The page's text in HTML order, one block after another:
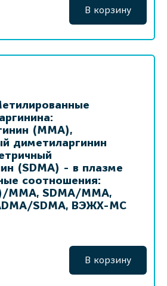
В корзину
(MMA),
диметиларгинин
(SDMA) - в плазме
соотношения:
MMA, SDMA/MMA,
SDMA, ВЭЖХ-МС
В корзину